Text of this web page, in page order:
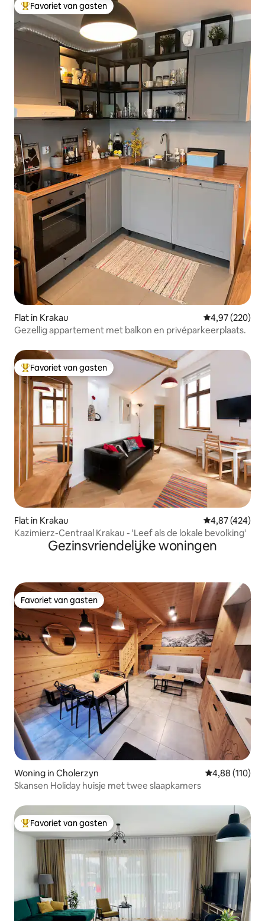
Topfavoriet van gasten
Favoriet van gasten
Flat in Krakau Gemiddelde
4,97 (220)
Gezellig appartement met balkon en privéparkeerplaats.
Topfavoriet van gasten
Favoriet van gasten
Flat in Krakau Gemiddelde
4,87 (424)
Kazimierz-Centraal Krakau - 'Leef als de lokale bevolking'
Gezinsvriendelijke woningen
Favoriet van gasten
Favoriet van gasten
Woning in Cholerzyn Gemiddelde
4,88 (110)
Skansen Holiday huisje met twee slaapkamers
Topfavoriet van gasten
Favoriet van gasten